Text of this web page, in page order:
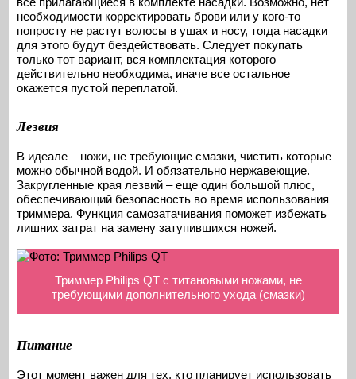
необходимости корректировать брови или у кого-то
попросту не растут волосы в ушах и носу, тогда насадки
для этого будут бездействовать. Следует покупать
только тот вариант, вся комплектация которого
действительно необходима, иначе все остальное
окажется пустой переплатой.
Лезвия
В идеале – ножи, не требующие смазки, чистить которые
можно обычной водой. И обязательно нержавеющие.
Закругленные края лезвий – еще один большой плюс,
обеспечивающий безопасность во время использования
триммера. Функция самозатачивания поможет избежать
лишних затрат на замену затупившихся ножей.
Триммер Philips QT с титановыми ножами, не
требующими дополнительного ухода (смазки)
Питание
Этот момент важен для тех, кто планирует использовать